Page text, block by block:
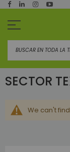
al
SECTOR
We can't